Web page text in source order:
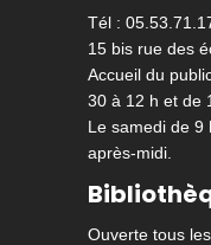
Tél :
15 bis rue des
Accueil du
30 à 12 h et de
Le samedi de 9
après-midi.
Ouverte tous